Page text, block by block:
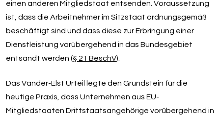
einen anderen Mitgliedstaat entsenden. Voraussetzung
ist, dass die Arbeitnehmer im Sitzstaat ordnungsgemäß
beschäftigt sind und dass diese zur Erbringung einer
Dienstleistung vorübergehend in das Bundesgebiet
entsandt werden (§ 21 BeschV).
Das Vander-Elst Urteil legte den Grundstein für die
heutige Praxis, dass Unternehmen aus EU-
Mitgliedstaaten Drittstaatsangehörige vorübergehend in